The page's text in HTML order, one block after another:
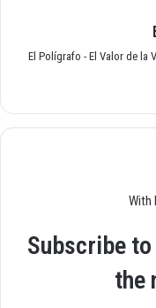
El Polígrafo - El Valor de la
With
Subscribe
the